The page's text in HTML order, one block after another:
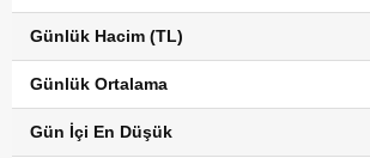
Günlük Hacim (TL)
Günlük Ortalama
Gün İçi En Düşük